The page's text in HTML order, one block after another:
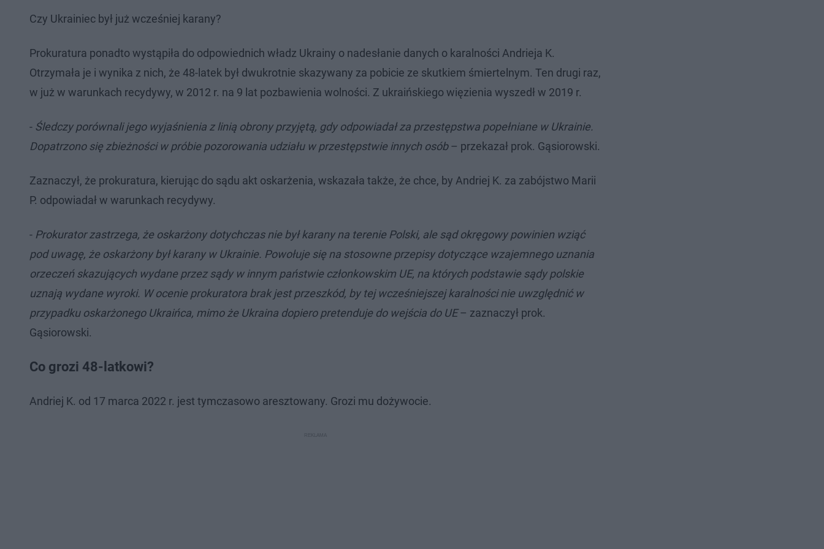
Czy Ukrainiec był już wcześniej karany?
Prokuratura ponadto wystąpiła do odpowiednich władz Ukrainy o nadesłanie danych o karalności Andrieja K.
Otrzymała je i wynika z nich, że 48-latek był dwukrotnie skazywany za pobicie ze skutkiem śmiertelnym. Ten drugi raz,
w już w warunkach recydywy, w 2012 r. na 9 lat pozbawienia wolności. Z ukraińskiego więzienia wyszedł w 2019 r.
- Śledczy porównali jego wyjaśnienia z linią obrony przyjętą, gdy odpowiadał za przestępstwa popełniane w Ukrainie.
Dopatrzono się zbieżności w próbie pozorowania udziału w przestępstwie innych osób– przekazał prok. Gąsiorowski.
Zaznaczył, że prokuratura, kierując do sądu akt oskarżenia, wskazała także, że chce, by Andriej K. za zabójstwo Marii
P. odpowiadał w warunkach recydywy.
- Prokurator zastrzega, że oskarżony dotychczas nie był karany na terenie Polski, ale sąd okręgowy powinien wziąć
pod uwagę, że oskarżony był karany w Ukrainie. Powołuje się na stosowne przepisy dotyczące wzajemnego uznania
orzeczeń skazujących wydane przez sądy w innym państwie członkowskim UE, na których podstawie sądy polskie
uznają wydane wyroki. W ocenie prokuratora brak jest przeszkód, by tej wcześniejszej karalności nie uwzględnić w
przypadku oskarżonego Ukraińca, mimo że Ukraina dopiero pretenduje do wejścia do UE– zaznaczył prok.
Gąsiorowski.
Co grozi 48-latkowi?
Andriej K. od 17 marca 2022 r. jest tymczasowo aresztowany. Grozi mu dożywocie.